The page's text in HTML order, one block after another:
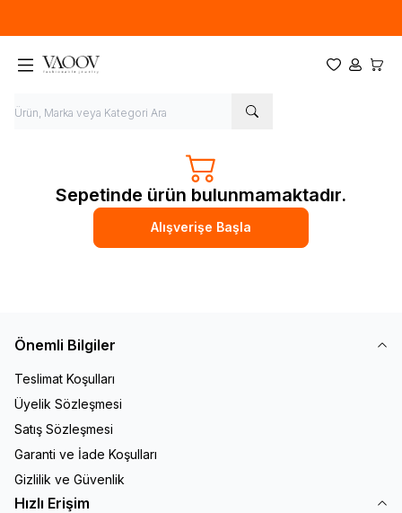
Favorilerim
Hesabım
Sepetinde ürün bulunmamaktadır.
Alışverişe Başla
Önemli Bilgiler
Teslimat Koşulları
Üyelik Sözleşmesi
Satış Sözleşmesi
Garanti ve İade Koşulları
Gizlilik ve Güvenlik
Hızlı Erişim